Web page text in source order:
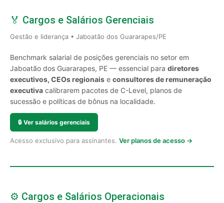
🏅 Cargos e Salários Gerenciais
Gestão e liderança • Jaboatão dos Guararapes/PE
Benchmark salarial de posições gerenciais no setor em
Jaboatão dos Guararapes, PE — essencial para diretores
executivos, CEOs regionais e consultores de remuneração
executiva calibrarem pacotes de C-Level, planos de
sucessão e políticas de bônus na localidade.
🔒 Ver salários gerenciais
Acesso exclusivo para assinantes. Ver planos de acesso →
⚙️ Cargos e Salários Operacionais